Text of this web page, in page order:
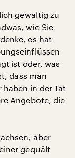
gewaltig zu
wie Sie
es hat
ist oder, was
dass man
in der Tat
Angebote, die
aber
gequält